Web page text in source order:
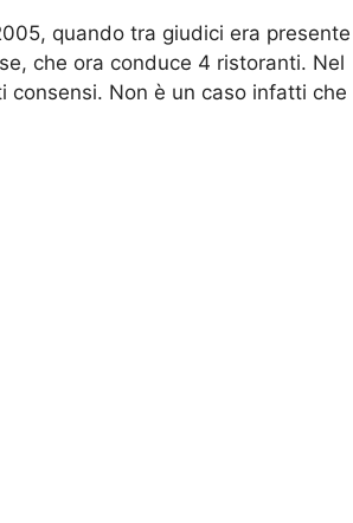
quando tra giudici era presente
che ora conduce 4 ristoranti. Nel
consensi. Non è un caso infatti che